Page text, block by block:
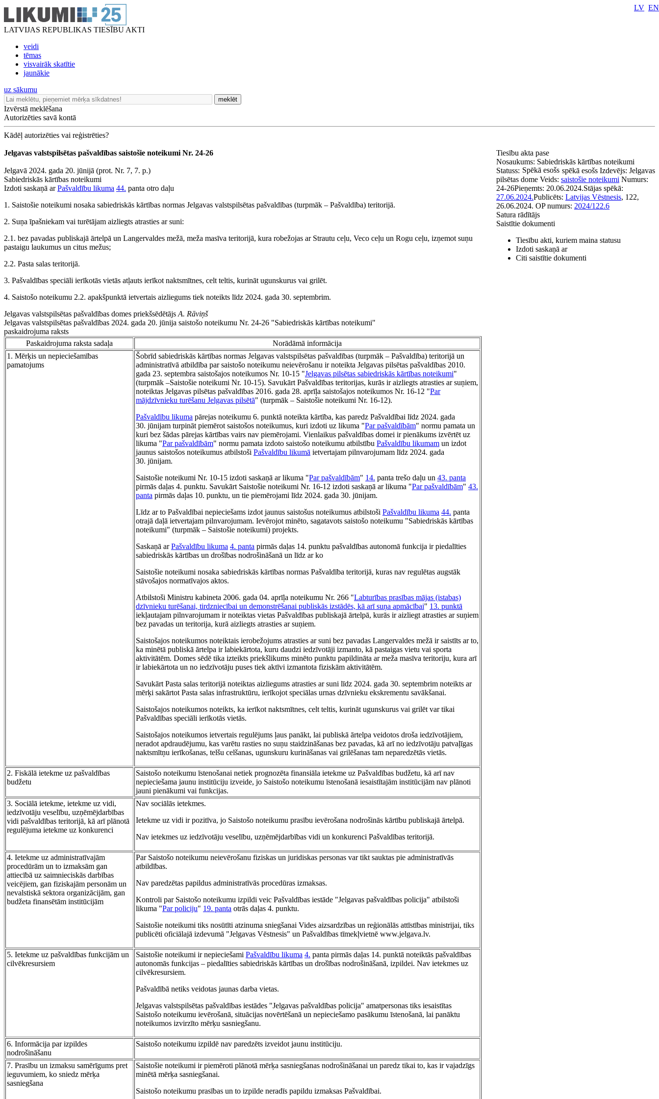
LATVIJAS REPUBLIKAS TIESĪBU AKTI
veidi
tēmas
visvairāk skatītie
jaunākie
LV EN
uz sākumu
meklēt
Izvērstā meklēšana
Autorizēties savā kontā
Kādēļ autorizēties vai reģistrēties?
Jelgavas valstspilsētas pašvaldības saistošie noteikumi Nr. 24-26
Jelgavā 2024. gada 20. jūnijā (prot. Nr. 7, 7. p.)
Sabiedriskās kārtības noteikumi
Izdoti saskaņā arPašvaldību likuma 44. panta otro daļu
1. Saistošie noteikumi nosaka sabiedriskās kārtības normas Jelgavas valstspilsētas pašvaldības (turpmāk – Pašvaldība) teritorijā.
2. Suņa īpašniekam vai turētājam aizliegts atrasties ar suni:
2.1. bez pavadas publiskajā ārtelpā un Langervaldes mežā, meža masīva teritorijā, kura robežojas ar Strautu ceļu, Veco ceļu un Rogu ceļu, izņemot suņu
pastaigu laukumus un citus mežus;
2.2. Pasta salas teritorijā.
3. Pašvaldības speciāli ierīkotās vietās atļauts ierīkot naktsmītnes, celt teltis, kurināt ugunskurus vai grilēt.
4. Saistošo noteikumu 2.2. apakšpunktā ietvertais aizliegums tiek noteikts līdz 2024. gada 30. septembrim.
Jelgavas valstspilsētas pašvaldības domes priekšsēdētājs A. Rāviņš
Jelgavas valstspilsētas pašvaldības 2024. gada 20. jūnija saistošo noteikumu Nr. 24-26 "Sabiedriskās kārtības noteikumi"
paskaidrojuma raksts
Paskaidrojuma raksta sadaļa
Norādāmā informācija
1. Mērķis un nepieciešamības
pamatojums
Šobrīd sabiedriskās kārtības normas Jelgavas valstspilsētas pašvaldības (turpmāk – Pašvaldība) teritorijā un
administratīvā atbildība par saistošo noteikumu neievērošanu ir noteikta Jelgavas pilsētas pašvaldības 2010.
gada 23. septembra saistošajos noteikumos Nr. 10-15 "Jelgavas pilsētas sabiedriskās kārtības noteikumi"
(turpmāk –Saistošie noteikumi Nr. 10-15). Savukārt Pašvaldības teritorijas, kurās ir aizliegts atrasties ar suņiem,
noteiktas Jelgavas pilsētas pašvaldības 2016. gada 28. aprīļa saistošajos noteikumos Nr. 16-12 "Par
mājdzīvnieku turēšanu Jelgavas pilsētā" (turpmāk – Saistošie noteikumi Nr. 16-12).
Pašvaldību likuma pārejas noteikumu 6. punktā noteikta kārtība, kas paredz Pašvaldībai līdz 2024. gada
30. jūnijam turpināt piemērot saistošos noteikumus, kuri izdoti uz likuma "Par pašvaldībām" normu pamata un
kuri bez šādas pārejas kārtības vairs nav piemērojami. Vienlaikus pašvaldības domei ir pienākums izvērtēt uz
likuma "Par pašvaldībām" normu pamata izdoto saistošo noteikumu atbilstību Pašvaldību likumam un izdot
jaunus saistošos noteikumus atbilstoši Pašvaldību likumā ietvertajam pilnvarojumam līdz 2024. gada
30. jūnijam.
Saistošie noteikumi Nr. 10-15 izdoti saskaņā ar likuma "Par pašvaldībām" 14. panta trešo daļu un 43. panta
pirmās daļas 4. punktu. Savukārt Saistošie noteikumi Nr. 16-12 izdoti saskaņā ar likuma "Par pašvaldībām" 43.
panta pirmās daļas 10. punktu, un tie piemērojami līdz 2024. gada 30. jūnijam.
Līdz ar to Pašvaldībai nepieciešams izdot jaunus saistošus noteikumus atbilstoši Pašvaldību likuma 44. panta
otrajā daļā ietvertajam pilnvarojumam. Ievērojot minēto, sagatavots saistošo noteikumu "Sabiedriskās kārtības
noteikumi" (turpmāk – Saistošie noteikumi) projekts.
Saskaņā arPašvaldību likuma 4. panta pirmās daļas 14. punktu pašvaldības autonomā funkcija ir piedalīties
sabiedriskās kārtības un drošības nodrošināšanā un līdz ar ko
Saistošie noteikumi nosaka sabiedriskās kārtības normas Pašvaldība teritorijā, kuras nav regulētas augstāk
stāvošajos normatīvajos aktos.
Atbilstoši Ministru kabineta 2006. gada 04. aprīļa noteikumu Nr. 266 "Labturības prasības mājas (istabas)
dzīvnieku turēšanai, tirdzniecībai un demonstrēšanai publiskās izstādēs, kā arī suņa apmācībai" 13. punktā
iekļautajam pilnvarojumam ir noteiktas vietas Pašvaldības publiskajā ārtelpā, kurās ir aizliegt atrasties ar suņiem
bez pavadas un teritorija, kurā aizliegts atrasties ar suņiem.
Saistošajos noteikumos noteiktais ierobežojums atrasties ar suni bez pavadas Langervaldes mežā ir saistīts ar to,
ka minētā publiskā ārtelpa ir labiekārtota, kuru daudzi iedzīvotāji izmanto, kā pastaigas vietu vai sporta
aktivitātēm. Domes sēdē tika izteikts priekšlikums minēto punktu papildināta ar meža masīva teritoriju, kura arī
ir labiekārtota un no iedzīvotāju puses tiek aktīvi izmantota fiziskām aktivitātēm.
Savukārt Pasta salas teritorijā noteiktas aizliegums atrasties ar suni līdz 2024. gada 30. septembrim noteikts ar
mērķi sakārtot Pasta salas infrastruktūru, ierīkojot speciālas urnas dzīvnieku ekskrementu savākšanai.
Saistošajos noteikumos noteikts, ka ierīkot naktsmītnes, celt teltis, kurināt ugunskurus vai grilēt var tikai
Pašvaldības speciāli ierīkotās vietās.
Saistošajos noteikumos ietvertais regulējums ļaus panākt, lai publiskā ārtelpa veidotos droša iedzīvotājiem,
neradot apdraudējumu, kas varētu rasties no suņu staidzināšanas bez pavadas, kā arī no iedzīvotāju patvaļīgas
naktsmītņu ierīkošanas, telšu celšanas, ugunskuru kurināšanas vai grilēšanas tam neparedzētās vietās.
2. Fiskālā ietekme uz pašvaldības
budžetu
Saistošo noteikumu īstenošanai netiek prognozēta finansiāla ietekme uz Pašvaldības budžetu, kā arī nav
nepieciešama jaunu institūciju izveide, jo Saistošo noteikumu īstenošanā iesaistītajām institūcijām nav plānoti
jauni pienākumi vai funkcijas.
3. Sociālā ietekme, ietekme uz vidi,
iedzīvotāju veselību, uzņēmējdarbības
vidi pašvaldības teritorijā, kā arī plānotā
regulējuma ietekme uz konkurenci
Nav sociālās ietekmes.
Ietekme uz vidi ir pozitīva, jo Saistošo noteikumu prasību ievērošana nodrošinās kārtību publiskajā ārtelpā.
Nav ietekmes uz iedzīvotāju veselību, uzņēmējdarbības vidi un konkurenci Pašvaldības teritorijā.
4. Ietekme uz administratīvajām
procedūrām un to izmaksām gan
attiecībā uz saimnieciskās darbības
veicējiem, gan fiziskajām personām un
nevalstiskā sektora organizācijām, gan
budžeta finansētām institūcijām
Par Saistošo noteikumu neievērošanu fiziskas un juridiskas personas var tikt sauktas pie administratīvās
atbildības.
Nav paredzētas papildus administratīvās procedūras izmaksas.
Kontroli par Saistošo noteikumu izpildi veic Pašvaldības iestāde "Jelgavas pašvaldības policija" atbilstoši
likuma "Par policiju" 19. panta otrās daļas 4. punktu.
Saistošie noteikumi tiks nosūtīti atzinuma sniegšanai Vides aizsardzības un reģionālās attīstības ministrijai, tiks
publicēti oficiālajā izdevumā "Jelgavas Vēstnesis" un Pašvaldības tīmekļvietnē www.jelgava.lv.
5. Ietekme uz pašvaldības funkcijām un
cilvēkresursiem
Saistošie noteikumi ir nepieciešami Pašvaldību likuma 4. panta pirmās daļas 14. punktā noteiktās pašvaldības
autonomās funkcijas – piedalīties sabiedriskās kārtības un drošības nodrošināšanā, izpildei. Nav ietekmes uz
cilvēkresursiem.
Pašvaldībā netiks veidotas jaunas darba vietas.
Jelgavas valstspilsētas pašvaldības iestādes "Jelgavas pašvaldības policija" amatpersonas tiks iesaistītas
Saistošo noteikumu ievērošanā, situācijas novērtēšanā un nepieciešamo pasākumu īstenošanā, lai panāktu
noteikumos izvirzīto mērķu sasniegšanu.
6. Informācija par izpildes
nodrošināšanu
Saistošo noteikumu izpildē nav paredzēts izveidot jaunu institūciju.
7. Prasību un izmaksu samērīgums pret
ieguvumiem, ko sniedz mērķa
sasniegšana
Saistošie noteikumi ir piemēroti plānotā mērķa sasniegšanas nodrošināšanai un paredz tikai to, kas ir vajadzīgs
minētā mērķa sasniegšanai.
Saistošo noteikumu prasības un to izpilde neradīs papildu izmaksas Pašvaldībai.
Tiesību akta pase
Nosaukums: Sabiedriskās kārtības noteikumi
Statuss: Spēkā esošs spēkā esošs Izdevējs: Jelgavas
pilsētas dome Veids: saistošie noteikumi Numurs:
24-26Pieņemts: 20.06.2024.Stājas spēkā:
27.06.2024.Publicēts: Latvijas Vēstnesis, 122,
26.06.2024. OP numurs: 2024/122.6
Satura rādītājs
Saistītie dokumenti
Tiesību akti, kuriem maina statusu
Izdoti saskaņā ar
Citi saistītie dokumenti